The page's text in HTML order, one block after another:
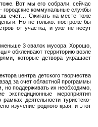
Вот мы его собрали, сейчас
городские коммунальные службы
счет… Сжигать на месте тоже
Но не только: построже бы
от участка, и уже не несут
3 свалок мусора. Хорошо,
обклеивают территорию возле
которые детвора украшает
центра детского творчества
за счет областной программы
но поддерживать их необходимо,
экспедиционные мероприятия
деятельности туристско-
изучение родного края, и этот